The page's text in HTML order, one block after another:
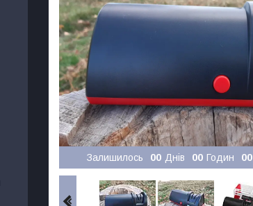
Залишилось 00 Днів 00 Годин 00